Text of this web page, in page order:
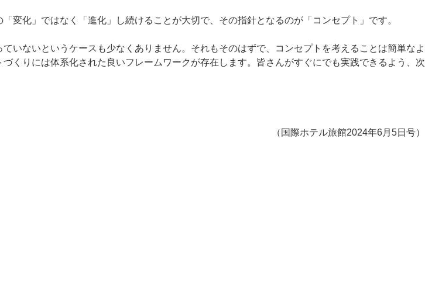
化」ではなく「進化」し続けることが大切で、その指針となるのが「コンセプト」です。
いないというケースも少なくありません。それもそのはずで、コンセプトを考えることは簡単なよ
くりには体系化された良いフレームワークが存在します。皆さんがすぐにでも実践できるよう、次
（国際ホテル旅館2024年6月5日号）